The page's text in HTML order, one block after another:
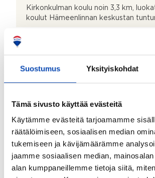
Suostumus Yksityiskohdat
Tämä sivusto käyttää evästeitä
Käytämme evästeitä tarjoamamme
räätälöimiseen, sosiaalisen median
tukemiseen ja kävijämäärämme
jaamme sosiaalisen median,
alan kumppaneillemme tietoja siitä,
Kirkonkulman koulu noin 3,3 km,
koulut Hämeenlinnan keskustan
Liikenneyhteydet:
Sujuvat yhteydet omalla autolla,
Lisätietoja liikenneyhteyksistä:
Linja-auto nro 11 kulkee Äikäälään,
(bussi nro 5, 10, 10T) on
Tavasmäkeä -kävelymatka noin 20
MUUT TIEDOT